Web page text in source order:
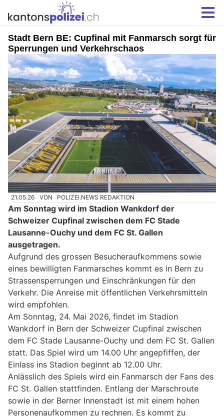
Stadt Bern BE: Cupfinal mit Fanmarsch sorgt für
Sperrungen und Verkehrschaos
21.05.26 VON POLIZEI.NEWS REDAKTION
Am Sonntag wird im Stadion Wankdorf der
Schweizer Cupfinal zwischen dem FC Stade
Lausanne-Ouchy und dem FC St. Gallen
ausgetragen.
Aufgrund des grossen Besucheraufkommens sowie
eines bewilligten Fanmarsches kommt es in Bern zu
Strassensperrungen und Einschränkungen für den
Verkehr. Die Anreise mit öffentlichen Verkehrsmitteln
wird empfohlen.
Am Sonntag, 24. Mai 2026, findet im Stadion
Wankdorf in Bern der Schweizer Cupfinal zwischen
dem FC Stade Lausanne-Ouchy und dem FC St. Gallen
statt. Das Spiel wird um 14.00 Uhr angepfiffen, der
Einlass ins Stadion beginnt ab 12.00 Uhr.
Anlässlich des Spiels wird ein Fanmarsch der Fans des
FC St. Gallen stattfinden. Entlang der Marschroute
sowie in der Berner Innenstadt ist mit einem hohen
Personenaufkommen zu rechnen. Es kommt zu